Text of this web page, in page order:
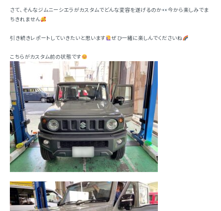
さて、そんなジムニーシエラがカスタムでどんな変容を遂げるのか
今から楽しみでま
ちきれません
引き続きレポートしていきたいと思います ぜひ一緒に楽しんでくださいね
こちらがカスタム前の状態です